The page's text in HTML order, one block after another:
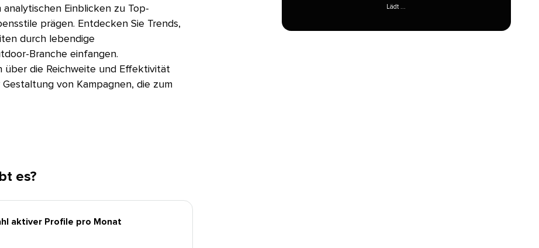
Einblicken zu Top-
prägen. Entdecken Sie Trends,
durch lebendige
Branche einfangen.​​
die Reichweite und Effektivität
von Kampagnen, die zum
es?​​
aktiver Profile pro Monat​​
Lädt ...​​